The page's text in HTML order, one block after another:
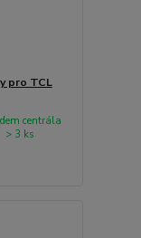
pro TCL
centrála
> 3 ks